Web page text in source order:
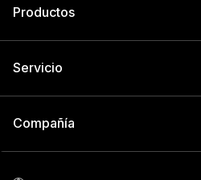
Productos
Servicio
Compañía